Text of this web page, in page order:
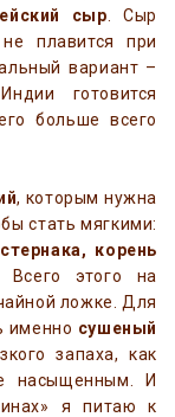
сыр . Сыр
плавится при
вариант –
готовится
больше всего
, которым нужна
стать мягкими:
корень
. Всего этого на
ложке. Для
именно сушеный
запаха, как
насыщенным. И
я питаю к